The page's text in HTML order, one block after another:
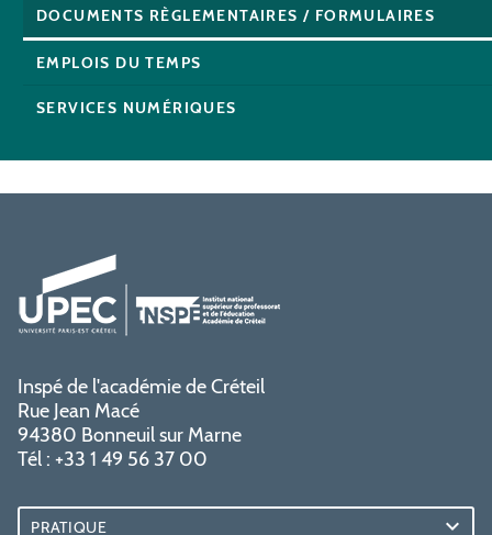
DOCUMENTS RÈGLEMENTAIRES / FORMULAIRES
EMPLOIS DU TEMPS
SERVICES NUMÉRIQUES
Inspé de l'académie de Créteil
Rue Jean Macé
94380 Bonneuil sur Marne
Tél : +33 1 49 56 37 00
PRATIQUE